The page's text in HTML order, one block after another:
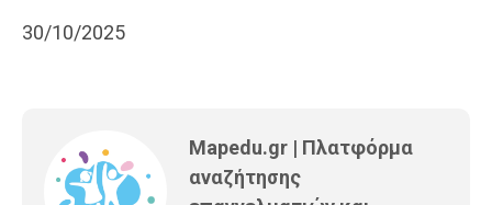
30/10/2025
Mapedu.gr | Πλατφόρμα
αναζήτησης